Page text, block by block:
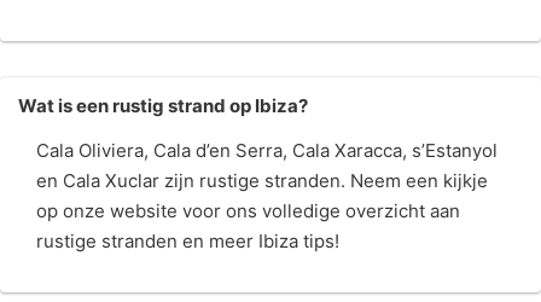
Wat is een rustig strand op Ibiza?
Cala Oliviera, Cala d’en Serra, Cala Xaracca, s’Estanyol
en Cala Xuclar zijn rustige stranden. Neem een kijkje
op onze website voor ons volledige overzicht aan
rustige stranden en meer Ibiza tips!